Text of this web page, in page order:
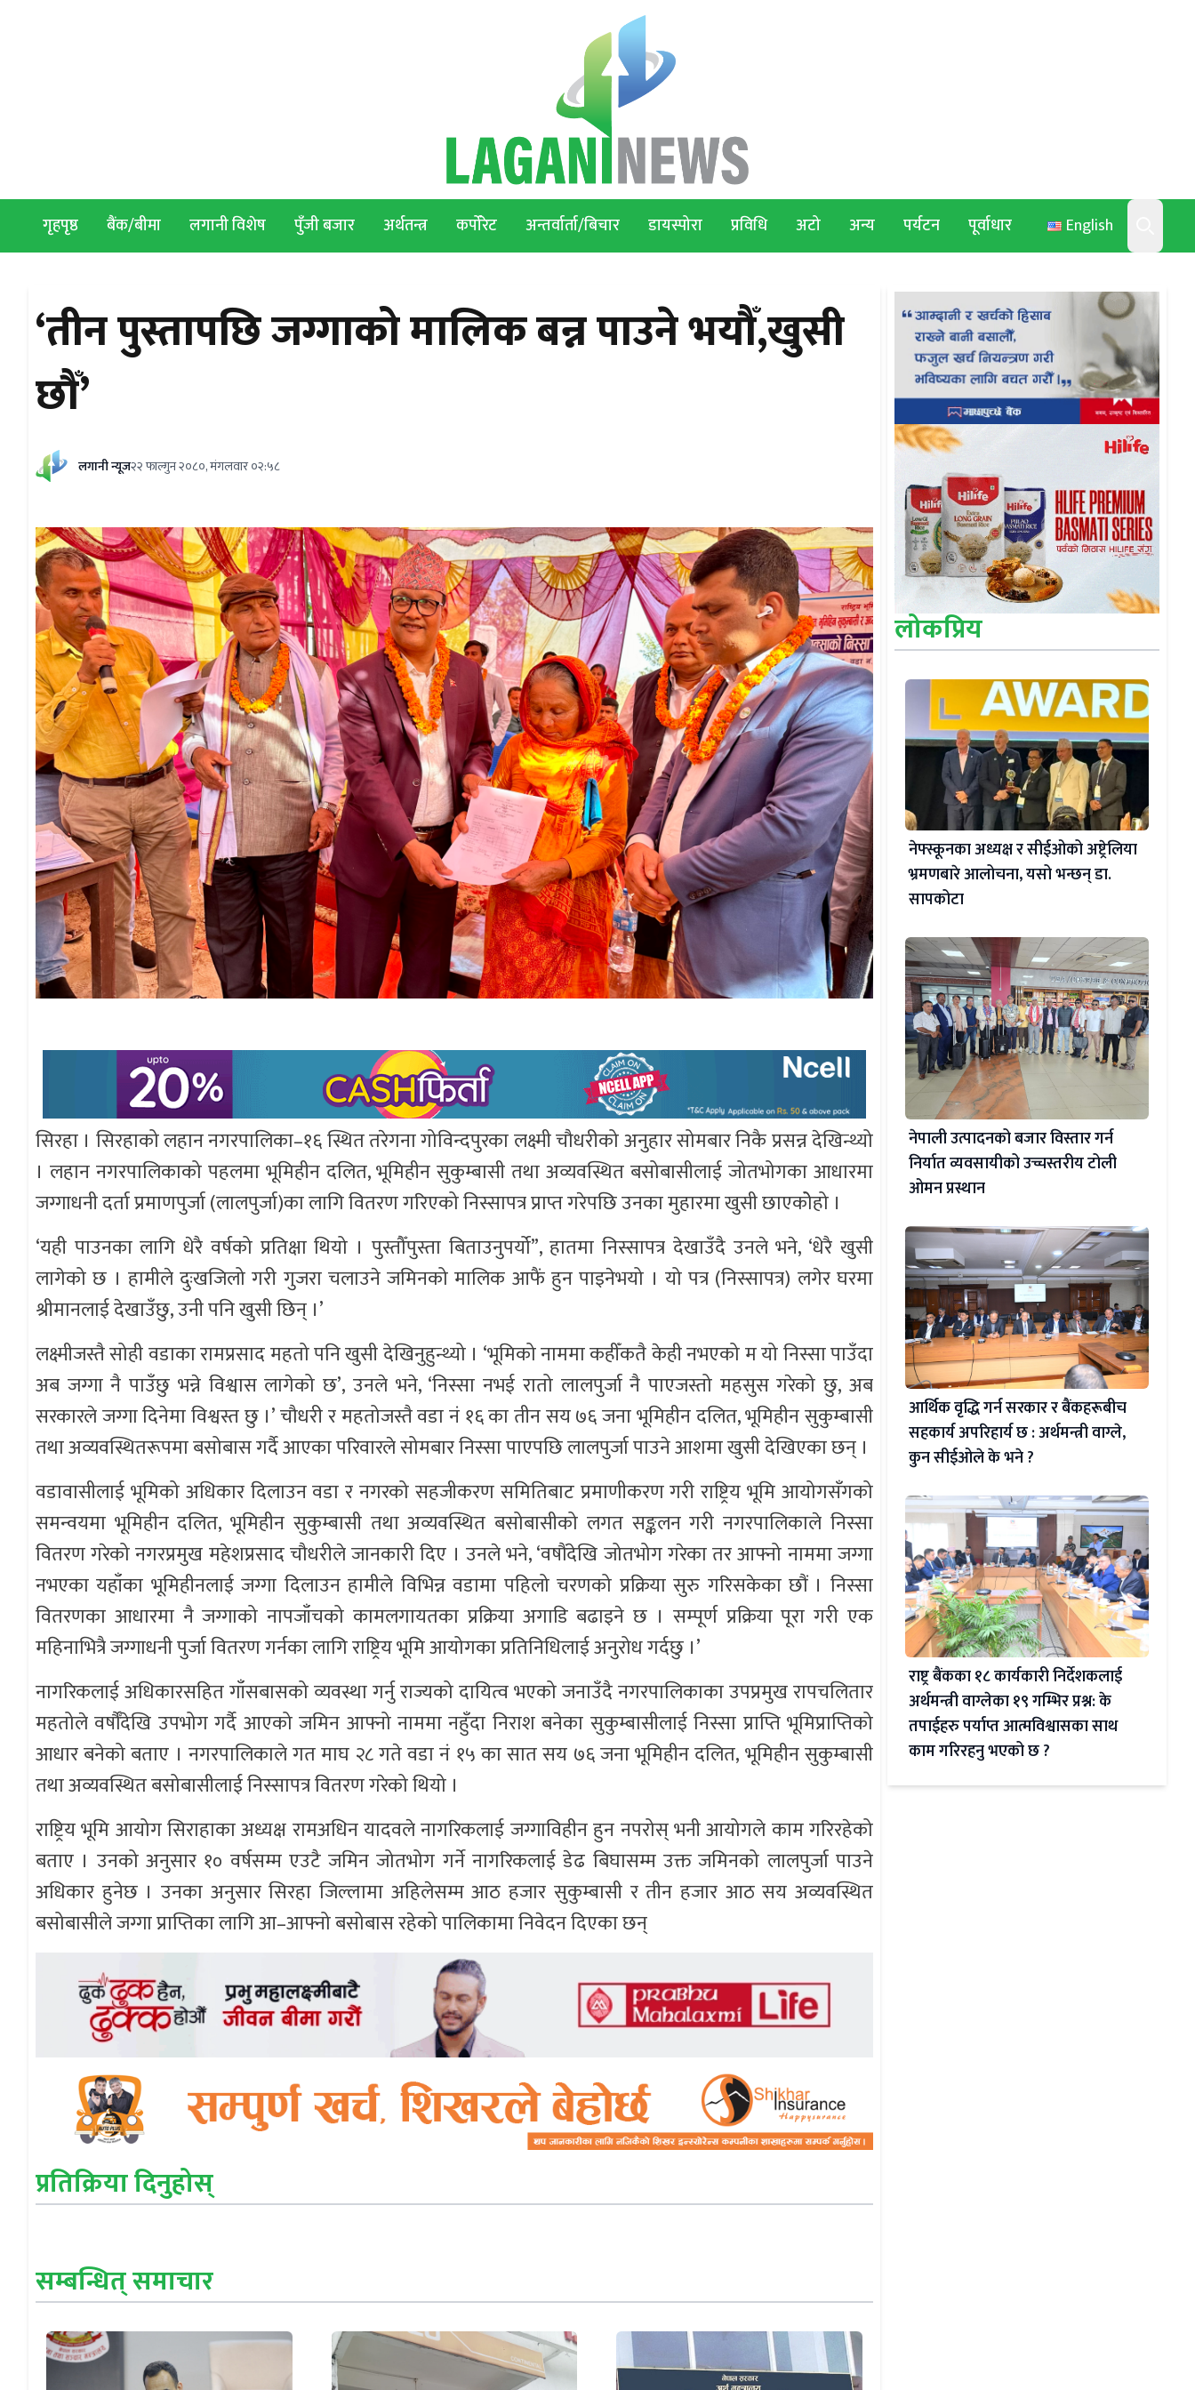
English
Search
गृहपृष्ठ बैंक/बीमा लगानी विशेष पुँजी बजार अर्थतन्त्र कर्पोरेट अन्तर्वार्ता/बिचार डायस्पोरा प्रविधि अटो अन्य पर्यटन पूर्वाधार
‘तीन पुस्तापछि जग्गाको मालिक बन्न पाउने भयौँ,खुसी
छौँ’
लगानी न्यूज२२ फाल्गुन २०८०, मंगलवार ०२:५८
सिरहा । सिरहाको लहान नगरपालिका–१६ स्थित तरेगना गोविन्दपुरका लक्ष्मी चौधरीको अनुहार सोमबार निकै प्रसन्न देखिन्थ्यो
। लहान नगरपालिकाको पहलमा भूमिहीन दलित, भूमिहीन सुकुम्बासी तथा अव्यवस्थित बसोबासीलाई जोतभोगका आधारमा
जग्गाधनी दर्ता प्रमाणपुर्जा (लालपुर्जा)का लागि वितरण गरिएको निस्सापत्र प्राप्त गरेपछि उनका मुहारमा खुसी छाएकोेहो ।
‘यही पाउनका लागि धेरै वर्षको प्रतिक्षा थियो । पुस्तौँपुस्ता बिताउनुपर्यो”, हातमा निस्सापत्र देखाउँदै उनले भने, ‘धेरै खुसी
लागेको छ । हामीले दुःखजिलो गरी गुजरा चलाउने जमिनको मालिक आफैं हुन पाइनेभयो । यो पत्र (निस्सापत्र) लगेर घरमा
श्रीमानलाई देखाउँछु, उनी पनि खुसी छिन् ।’
लक्ष्मीजस्तै सोही वडाका रामप्रसाद महतो पनि खुसी देखिनुहुन्थ्यो । ‘भूमिको नाममा कहीँकतै केही नभएको म यो निस्सा पाउँदा
अब जग्गा नै पाउँछु भन्ने विश्वास लागेको छ’, उनले भने, ‘निस्सा नभई रातो लालपुर्जा नै पाएजस्तो महसुस गरेको छु, अब
सरकारले जग्गा दिनेमा विश्वस्त छु ।’ चौधरी र महतोजस्तै वडा नं १६ का तीन सय ७६ जना भूमिहीन दलित, भूमिहीन सुकुम्बासी
तथा अव्यवस्थितरूपमा बसोबास गर्दै आएका परिवारले सोमबार निस्सा पाएपछि लालपुर्जा पाउने आशमा खुसी देखिएका छन् ।
वडावासीलाई भूमिको अधिकार दिलाउन वडा र नगरको सहजीकरण समितिबाट प्रमाणीकरण गरी राष्ट्रिय भूमि आयोगसँगको
समन्वयमा भूमिहीन दलित, भूमिहीन सुकुम्बासी तथा अव्यवस्थित बसोबासीको लगत सङ्कलन गरी नगरपालिकाले निस्सा
वितरण गरेको नगरप्रमुख महेशप्रसाद चौधरीले जानकारी दिए । उनले भने, ‘वषौंदेखि जोतभोग गरेका तर आफ्नो नाममा जग्गा
नभएका यहाँका भूमिहीनलाई जग्गा दिलाउन हामीले विभिन्न वडामा पहिलो चरणको प्रक्रिया सुरु गरिसकेका छौं । निस्सा
वितरणका आधारमा नै जग्गाको नापजाँचको कामलगायतका प्रक्रिया अगाडि बढाइने छ । सम्पूर्ण प्रक्रिया पूरा गरी एक
महिनाभित्रै जग्गाधनी पुर्जा वितरण गर्नका लागि राष्ट्रिय भूमि आयोगका प्रतिनिधिलाई अनुरोध गर्दछु ।’
नागरिकलाई अधिकारसहित गाँसबासको व्यवस्था गर्नु राज्यको दायित्व भएको जनाउँदै नगरपालिकाका उपप्रमुख रापचलितार
महतोले वर्षौँदेखि उपभोग गर्दै आएको जमिन आफ्नो नाममा नहुँदा निराश बनेका सुकुम्बासीलाई निस्सा प्राप्ति भूमिप्राप्तिको
आधार बनेको बताए । नगरपालिकाले गत माघ २८ गते वडा नं १५ का सात सय ७६ जना भूमिहीन दलित, भूमिहीन सुकुम्बासी
तथा अव्यवस्थित बसोबासीलाई निस्सापत्र वितरण गरेको थियो ।
राष्ट्रिय भूमि आयोग सिराहाका अध्यक्ष रामअधिन यादवले नागरिकलाई जग्गाविहीन हुन नपरोस् भनी आयोगले काम गरिरहेको
बताए । उनको अनुसार १० वर्षसम्म एउटै जमिन जोतभोग गर्ने नागरिकलाई डेढ बिघासम्म उक्त जमिनको लालपुर्जा पाउने
अधिकार हुनेछ । उनका अनुसार सिरहा जिल्लामा अहिलेसम्म आठ हजार सुकुम्बासी र तीन हजार आठ सय अव्यवस्थित
बसोबासीले जग्गा प्राप्तिका लागि आ–आफ्नो बसोबास रहेको पालिकामा निवेदन दिएका छन्
प्रतिक्रिया दिनुहोस्
सम्बन्धित् समाचार
लोकप्रिय
नेफ्स्कूनका अध्यक्ष र सीईओको अष्ट्रेलिया
भ्रमणबारे आलोचना, यसो भन्छन् डा‍.
सापकोटा
नेपाली उत्पादनको बजार विस्तार गर्न
निर्यात व्यवसायीको उच्चस्तरीय टोली
ओमन प्रस्थान
आर्थिक वृद्धि गर्न सरकार र बैंकहरूबीच
सहकार्य अपरिहार्य छ : अर्थमन्त्री वाग्ले,
कुन सीईओले के भने ?
राष्ट्र बैंकका १८ कार्यकारी निर्देशकलाई
अर्थमन्त्री वाग्लेका १९ गम्भिर प्रश्न: के
तपाईहरु पर्याप्त आत्मविश्वासका साथ
काम गरिरहनु भएको छ ?